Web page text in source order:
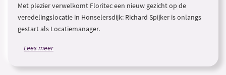
Met plezier verwelkomt Floritec een nieuw gezicht op de
veredelingslocatie in Honselersdijk: Richard Spijker is onlangs
gestart als Locatiemanager.
Lees meer